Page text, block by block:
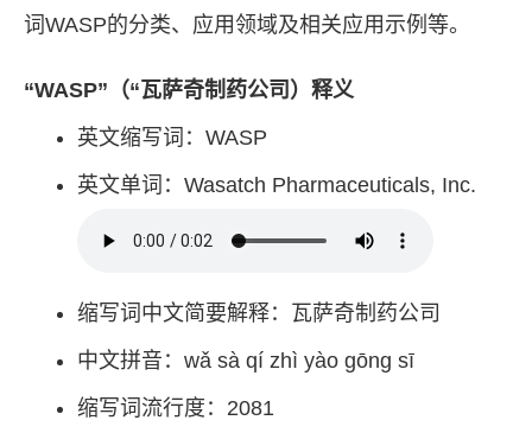
词WASP的分类、应用领域及相关应用示例等。
“WASP”（“瓦萨奇制药公司）释义
英文缩写词：WASP
英文单词：Wasatch Pharmaceuticals, Inc.
缩写词中文简要解释：瓦萨奇制药公司
中文拼音：wǎ sà qí zhì yào gōng sī
缩写词流行度：2081